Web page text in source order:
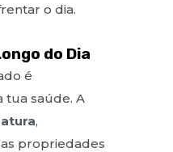
o dia.
do Dia
é
tua saúde. A
,
propriedades